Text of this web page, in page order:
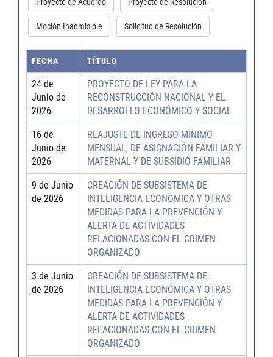
Proyecto de Acuerdo Proyecto de Resolución
Moción Inadmisible Solicitud de Resolución
FECHA TÍTULO
24 de
Junio de
2026
PROYECTO DE LEY PARA LA
RECONSTRUCCIÓN NACIONAL Y EL
DESARROLLO ECONÓMICO Y SOCIAL
16 de
Junio de
2026
REAJUSTE DE INGRESO MÍNIMO
MENSUAL, DE ASIGNACIÓN FAMILIAR Y
MATERNAL Y DE SUBSIDIO FAMILIAR
9 de Junio
de 2026
CREACIÓN DE SUBSISTEMA DE
INTELIGENCIA ECONÓMICA Y OTRAS
MEDIDAS PARA LA PREVENCIÓN Y
ALERTA DE ACTIVIDADES
RELACIONADAS CON EL CRIMEN
ORGANIZADO
3 de Junio
de 2026
CREACIÓN DE SUBSISTEMA DE
INTELIGENCIA ECONÓMICA Y OTRAS
MEDIDAS PARA LA PREVENCIÓN Y
ALERTA DE ACTIVIDADES
RELACIONADAS CON EL CRIMEN
ORGANIZADO